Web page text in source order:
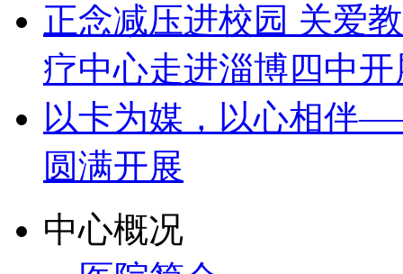
正念减压进校园 关爱
疗中心走进淄博四中
以卡为媒，以心相伴
圆满开展
中心概况